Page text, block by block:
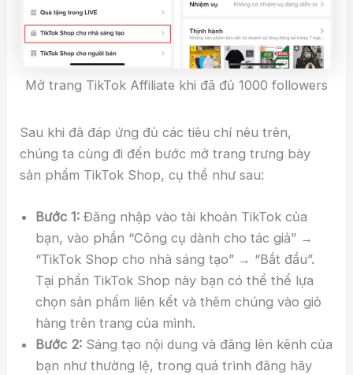
Mở trang TikTok Affiliate khi đã đủ 1000 followers
Sau khi đã đáp ứng đủ các tiêu chí nêu trên,
chúng ta cùng đi đến bước mở trang trưng bày
sản phẩm TikTok Shop, cụ thể như sau:
Bước 1:Đăng nhập vào tài khoản TikTok của
bạn, vào phần “Công cụ dành cho tác giả” →
“TikTok Shop cho nhà sáng tạo” → “Bắt đầu”.
Tại phần TikTok Shop này bạn có thể thể lựa
chọn sản phẩm liên kết và thêm chúng vào giỏ
hàng trên trang của mình.
Bước 2: Sáng tạo nội dung và đăng lên kênh của
bạn như thường lệ, trong quá trình đăng hãy